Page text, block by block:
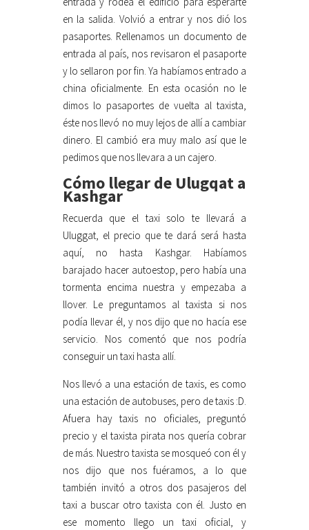
en la salida. Volvió a entrar y nos dió los
pasaportes. Rellenamos un documento de
entrada al país, nos revisaron el pasaporte
y lo sellaron por fin. Ya habíamos entrado a
china oficialmente. En esta ocasión no le
dimos lo pasaportes de vuelta al taxista,
éste nos llevó no muy lejos de allí a cambiar
dinero. El cambió era muy malo así que le
pedimos que nos llevara a un cajero.
Cómo llegar de Ulugqat a
Kashgar
Recuerda que el taxi solo te llevará a
Uluggat, el precio que te dará será hasta
aquí, no hasta Kashgar. Habíamos
barajado hacer autoestop, pero había una
tormenta encima nuestra y empezaba a
llover. Le preguntamos al taxista si nos
podía llevar él, y nos dijo que no hacía ese
servicio. Nos comentó que nos podría
conseguir un taxi hasta allí.
Nos llevó a una estación de taxis, es como
una estación de autobuses, pero de taxis :D.
Afuera hay taxis no oficiales, preguntó
precio y el taxista pirata nos quería cobrar
de más. Nuestro taxista se mosqueó con él y
nos dijo que nos fuéramos, a lo que
también invitó a otros dos pasajeros del
taxi a buscar otro taxista con él. Justo en
ese momento llego un taxi oficial, y